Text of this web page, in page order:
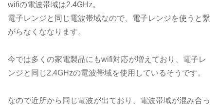
wifiの電波帯域は2.4GHz。
電子レンジと同じ電波帯域なので、電子レンジを使うと繋
がらなくななります。
今では多くの家電製品にもwifi対応が増えており、電子レ
ンジと同じ2.4GHzの電波帯域を使用しているそうです。
なので近所から同じ電波が出ており、電波帯域が混み合っ